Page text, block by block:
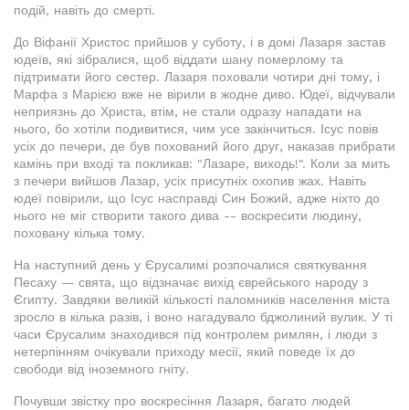
подій, навіть до смерті.
До Віфанії Христос прийшов у суботу, і в домі Лазаря застав
юдеїв, які зібралися, щоб віддати шану померлому та
підтримати його сестер. Лазаря поховали чотири дні тому, і
Марфа з Марією вже не вірили в жодне диво. Юдеї, відчували
неприязнь до Христа, втім, не стали одразу нападати на
нього, бо хотіли подивитися, чим усе закінчиться. Ісус повів
усіх до печери, де був похований його друг, наказав прибрати
камінь при вході та покликав: "Лазаре, виходь!". Коли за мить
з печери вийшов Лазар, усіх присутніх охопив жах. Навіть
юдеї повірили, що Ісус насправді Син Божий, адже ніхто до
нього не міг створити такого дива -- воскресити людину,
поховану кілька тому.
На наступний день у Єрусалимі розпочалися святкування
Песаху — свята, що відзначає вихід єврейського народу з
Єгипту. Завдяки великій кількості паломників населення міста
зросло в кілька разів, і воно нагадувало бджолиний вулик. У ті
часи Єрусалим знаходився під контролем римлян, і люди з
нетерпінням очікували приходу месії, який поведе їх до
свободи від іноземного гніту.
Почувши звістку про воскресіння Лазаря, багато людей